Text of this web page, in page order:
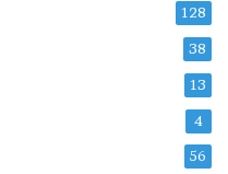
128
38
13
4
56